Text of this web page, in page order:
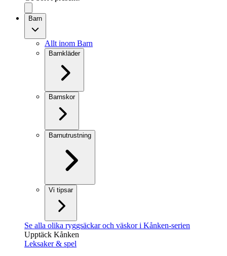
Barn
Allt inom Barn
Barnkläder
Barnskor
Barnutrustning
Vi tipsar
Se alla olika ryggsäckar och väskor i Kånken-serien
Upptäck Kånken
Leksaker & spel